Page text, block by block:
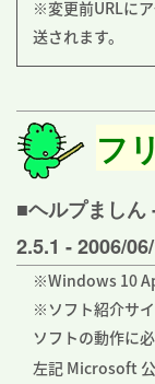
※変更前URLに
送されます。
フ
■ヘルプまし
2.5.1 - 2006/
※Windows 10
※ソフト紹介サ
ソフトの動作に
左記 Microsoft